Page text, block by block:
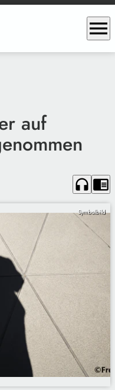
menu
auf
headphones chrome_reader_mode
Symbolbild